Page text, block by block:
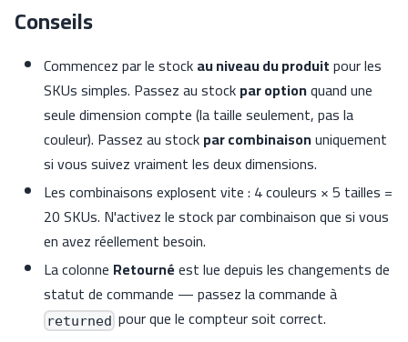
Conseils
Commencez par le stockau niveau du produitpour les
SKUs simples. Passez au stockpar optionquand une
seule dimension compte (la taille seulement, pas la
couleur). Passez au stockpar combinaisonuniquement
si vous suivez vraiment les deux dimensions.
Les combinaisons explosent vite : 4 couleurs × 5 tailles =
20 SKUs. N'activez le stock par combinaison que si vous
en avez réellement besoin.
La colonne Retournéest lue depuis les changements de
statut de commande — passez la commande à
returned pour que le compteur soit correct.